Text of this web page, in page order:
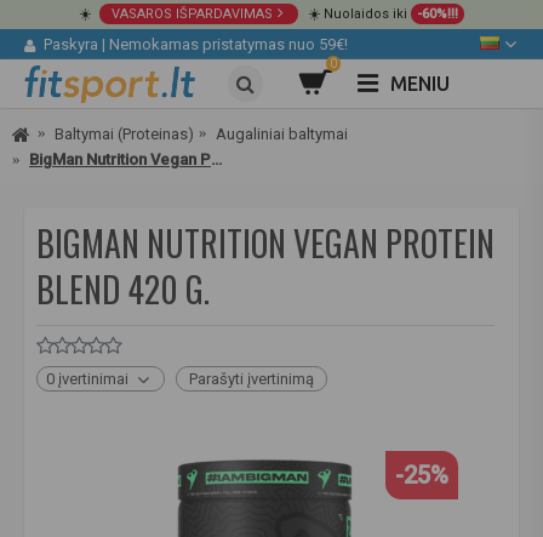
☀️ VASAROS IŠPARDAVIMAS ☀️ Nuolaidos iki -60%!!!
Paskyra | Nemokamas pristatymas nuo 59€!
0
MENIU
Baltymai (Proteinas)
Augaliniai baltymai
BigMan Nutrition Vegan Protein Blend 420 g.
BIGMAN NUTRITION VEGAN PROTEIN
BLEND 420 G.
0 įvertinimai Parašyti įvertinimą
-25%